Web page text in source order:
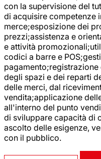
con la supervisione del
di acquisire competenze
merce;esposizione dei
prezzi;assistenza e
e attività
codici a barre e
degli spazi e dei reparti
delle merci, dal
vendita;applicazione
all'interno del punto
di sviluppare capacità di
ascolto delle esigenze,
con il pubblico.